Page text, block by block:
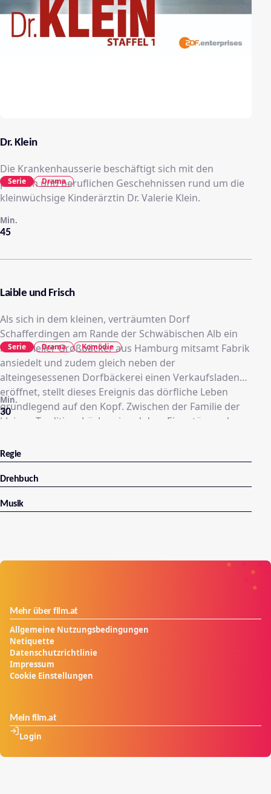
Dr. Klein
Die Krankenhausserie beschäftigt sich mit den
privaten und beruflichen Geschehnissen rund um die
kleinwüchsige Kinderärztin Dr. Valerie Klein.
45
Min.
Serie Drama
Laible und Frisch
Als sich in dem kleinen, verträumten Dorf
Schafferdingen am Rande der Schwäbischen Alb ein
industrieller Großbäcker aus Hamburg mitsamt Fabrik
ansiedelt und zudem gleich neben der
alteingesessenen Dorfbäckerei einen Verkaufsladen
eröffnet, stellt dieses Ereignis das dörfliche Leben
grundlegend auf den Kopf. Zwischen der Familie der
kleinen Traditionsbäckerei und dem Eigentümer des
- während sich die Sprösslinge beider Familien
ineinander verlieben. Zahlreiche Fusionen und das
Verschmelzen von Großkonzernen erschweren das
heute eine kleine, traditionelle Bäckerei gegen einen
30
Min.
Serie Drama Komödie
Regie
Drehbuch
Musik
Mehr über film.at
Allgemeine Nutzungsbedingungen
Netiquette
Datenschutzrichtlinie
Impressum
Cookie Einstellungen
Mein film.at
Login